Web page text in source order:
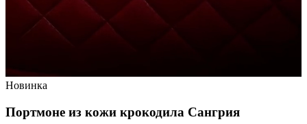
Новинка
Портмоне из кожи крокодила Сангрия